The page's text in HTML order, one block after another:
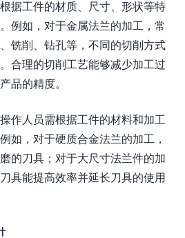
据工件的材质、尺寸、形状等特
例如，对于金属法兰的加工，常
铣削、钻孔等，不同的切削方式
合理的切削工艺能够减少加工过
品的精度。
作人员需根据工件的材料和加工
如，对于硬质合金法兰的加工，
的刀具；对于大尺寸法兰件的加
具能提高效率并延长刀具的使用